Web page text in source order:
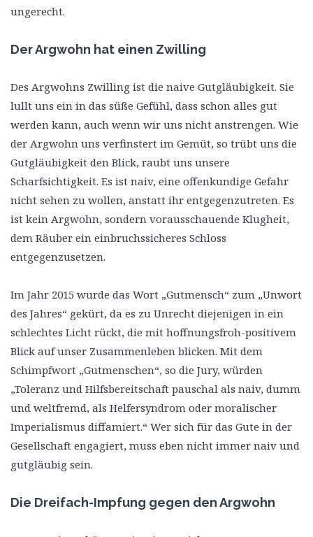
ungerecht.
Der Argwohn hat einen Zwilling
Des Argwohns Zwilling ist die naive Gutgläubigkeit. Sie
lullt uns ein in das süße Gefühl, dass schon alles gut
werden kann, auch wenn wir uns nicht anstrengen. Wie
der Argwohn uns verfinstert im Gemüt, so trübt uns die
Gutgläubigkeit den Blick, raubt uns unsere
Scharfsichtigkeit. Es ist naiv, eine offenkundige Gefahr
nicht sehen zu wollen, anstatt ihr entgegenzutreten. Es
ist kein Argwohn, sondern vorausschauende Klugheit,
dem Räuber ein einbruchssicheres Schloss
entgegenzusetzen.
Im Jahr 2015 wurde das Wort „Gutmensch“ zum „Unwort
des Jahres“ gekürt, da es zu Unrecht diejenigen in ein
schlechtes Licht rückt, die mit hoffnungsfroh-positivem
Blick auf unser Zusammenleben blicken. Mit dem
Schimpfwort „Gutmenschen“, so die Jury, würden
„Toleranz und Hilfsbereitschaft pauschal als naiv, dumm
und weltfremd, als Helfersyndrom oder moralischer
Imperialismus diffamiert.“ Wer sich für das Gute in der
Gesellschaft engagiert, muss eben nicht immer naiv und
gutgläubig sein.
Die Dreifach-Impfung gegen den Argwohn